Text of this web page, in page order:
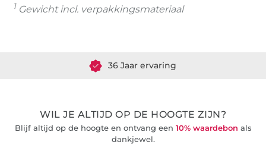
1 Gewicht incl. verpakkingsmateriaal
36 Jaar ervaring
WIL JE ALTIJD OP DE HOOGTE ZIJN?
Blijf altijd op de hoogte en ontvang een 10% waardebon als
dankjewel.